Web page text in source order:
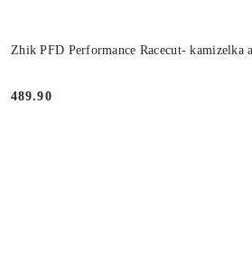
Zhik PFD Performance Racecut- kamizelka
Cena:
489.90